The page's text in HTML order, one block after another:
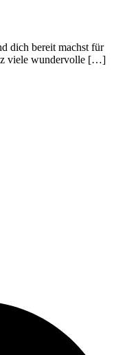
dich bereit machst für
viele wundervolle […]